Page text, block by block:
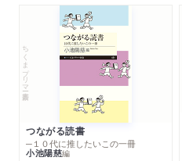
ちくまプリマー新書
つながる読書
─１０代に推したいこの一冊
小池陽慈編